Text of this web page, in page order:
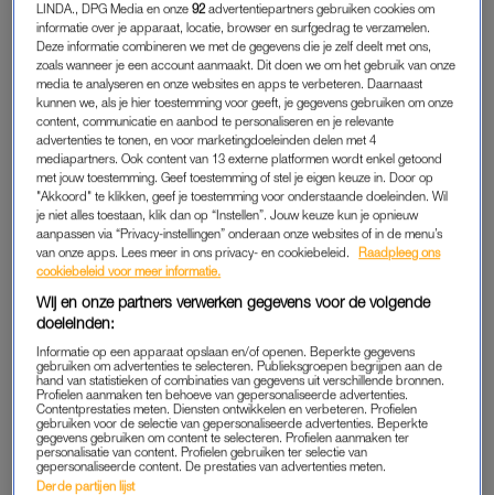
JONGETJE VALT UIT RAAM ROTTERDAM
Het jongetje was ernstig gewond geraakt. Nadat hij door de
hulpdiensten werd gereanimeerd, is hij met spoed naar het
ziekenhuis gebracht, meldde de politie. De val gebeurde rond
21.50 uur bij een woning aan de Frans Bekkerstraat in de
Rotterdamse wijk Charlois.
UPDATE: het jongetje is helaas in het ziekenhuis
overleden. We wensen de familie sterkte.
— Politie Eenheid Rotterdam eo
(@POL_Rotterdam)June 16, 2026
Bij een woning aan de#FransBekkerstraatin
LINDA., DPG Media en onze92 advertentiepartners gebruiken cookies om
informatie over je apparaat, locatie, browser en surfgedrag te verzamelen.
Deze informatie combineren we met de gegevens die je zelf deelt met ons,
zoals wanneer je een account aanmaakt. Dit doen we om het gebruik van onze
media te analyseren en onze websites en apps te verbeteren. Daarnaast
kunnen we, als je hier toestemming voor geeft, je gegevens gebruiken om onze
content, communicatie en aanbod te personaliseren en je relevante
advertenties te tonen, en voor marketingdoeleinden delen met 4
mediapartners. Ook content van 13 externe platformen wordt enkel getoond
met jouw toestemming. Geef toestemming of stel je eigen keuze in. Door op
"Akkoord" te klikken, geef je toestemming voor onderstaande doeleinden. Wil
je niet alles toestaan, klik dan op “Instellen”. Jouw keuze kun je opnieuw
aanpassen via “Privacy-instellingen” onderaan onze websites of in de menu’s
van onze apps. Lees meer in ons privacy- en cookiebeleid.
Raadpleeg ons
cookiebeleid voor meer informatie.
Wij en onze partners verwerken gegevens voor de volgende
doeleinden:
Informatie op een apparaat opslaan en/of openen. Beperkte gegevens
gebruiken om advertenties te selecteren. Publieksgroepen begrijpen aan de
hand van statistieken of combinaties van gegevens uit verschillende bronnen.
Profielen aanmaken ten behoeve van gepersonaliseerde advertenties.
Contentprestaties meten. Diensten ontwikkelen en verbeteren. Profielen
gebruiken voor de selectie van gepersonaliseerde advertenties. Beperkte
gegevens gebruiken om content te selecteren. Profielen aanmaken ter
personalisatie van content. Profielen gebruiken ter selectie van
gepersonaliseerde content. De prestaties van advertenties meten.
Derde partijen lijst